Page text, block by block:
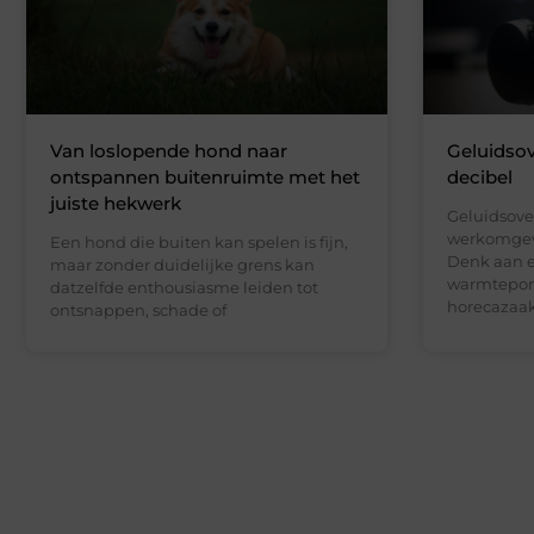
Van loslopende hond naar
ontspannen buitenruimte met het
juiste hekwerk
Een hond die buiten kan spelen is fijn,
maar zonder duidelijke grens kan
datzelfde enthousiasme leiden tot
ontsnappen, schade of
decibel
Denk aan